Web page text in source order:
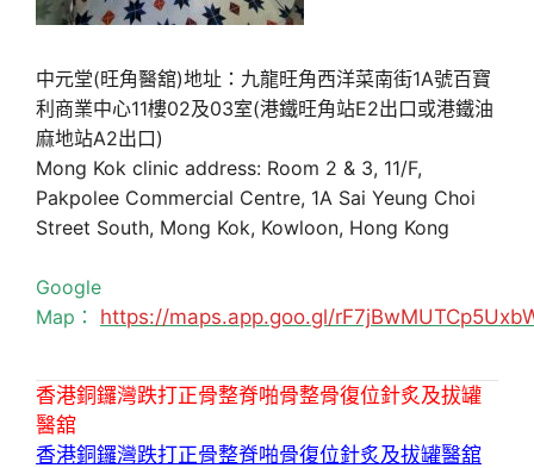
中元堂(旺角醫舘)地址：九龍旺角西洋菜南街1A號百寶
利商業中心11樓02及03室(港鐵旺角站E2出口或港鐵油
麻地站A2出口)
Mong Kok clinic address: Room 2 & 3, 11/F,
Pakpolee Commercial Centre, 1A Sai Yeung Choi
Street South, Mong Kok, Kowloon, Hong Kong
Google
Map： https://maps.app.goo.gl/
香港銅鑼灣跌打正骨整脊啪骨整骨復位針炙及拔罐
醫舘
香港銅鑼灣跌打正骨整脊啪骨復位針炙及拔罐醫舘